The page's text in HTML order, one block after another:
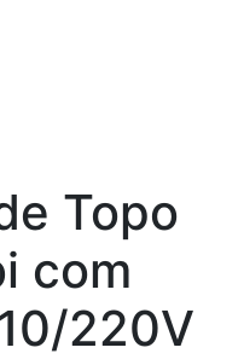
Topo
com
220V